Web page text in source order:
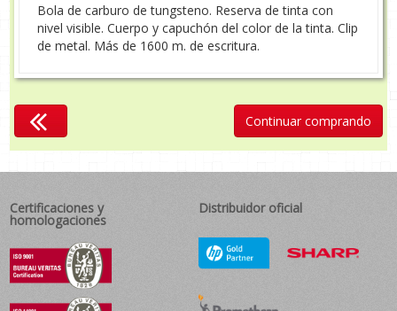
Bola de carburo de tungsteno. Reserva de tinta con
nivel visible. Cuerpo y capuchón del color de la tinta. Clip
de metal. Más de 1600 m. de escritura.
Continuar comprando
Certificaciones y
homologaciones
Distribuidor oficial